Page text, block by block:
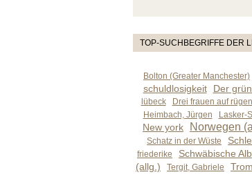
TOP-SUCHBEGRIFFE DER
Bolton (Greater Manchester)
schuldlosigkeit
Der
lübeck
Drei frauen auf rügen
Heimbach, Jürgen
Lasker-
New york Norwegen
Schatz in der Wüste
friederike
Schwäbische Alb
(allg.)
Tergit, Gabriele